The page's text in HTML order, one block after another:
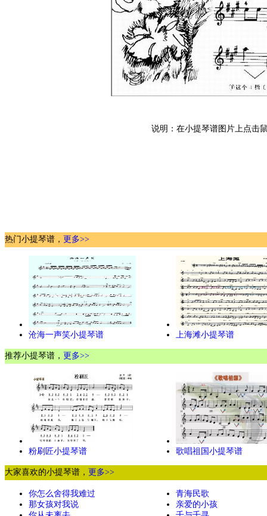
说明：在小提琴谱图片上点击
热门小提琴谱， 更多>>
沧海一声笑小提琴谱 上海滩小提琴谱
推荐小提琴谱， 更多>>
粉刷匠小提琴谱 歌唱祖国小提琴谱
大家喜欢的小提琴谱， 更多>>
你怎么舍得我难过
那女孩对我说
青海民歌
亲爱的小孩